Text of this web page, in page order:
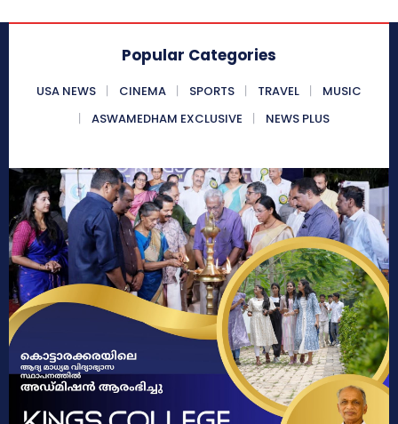
Popular Categories
USA NEWS CINEMA SPORTS TRAVEL
MUSIC
ASWAMEDHAM EXCLUSIVE
NEWS PLUS